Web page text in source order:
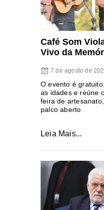
Café Som
Vivo da
7 de agosto de
O evento é
as idades e reúne
feira de
palco aberto
Leia Mais...